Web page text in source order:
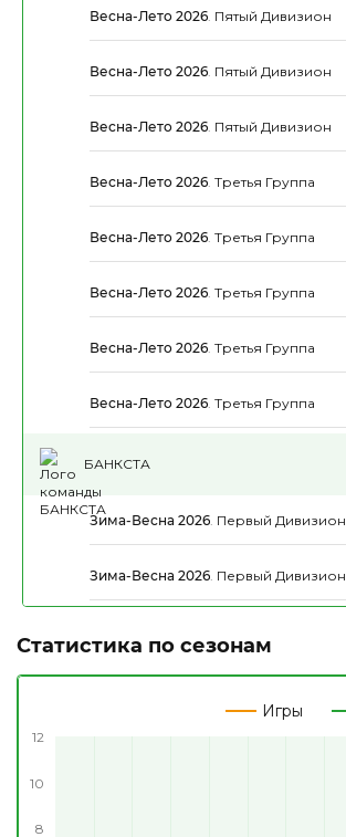
Весна-Лето 2026. Пятый Дивизион
Весна-Лето 2026. Пятый Дивизион
Весна-Лето 2026. Пятый Дивизион
Весна-Лето 2026. Третья Группа
Весна-Лето 2026. Третья Группа
Весна-Лето 2026. Третья Группа
Весна-Лето 2026. Третья Группа
Весна-Лето 2026. Третья Группа
БАНКСТА
Зима-Весна 2026. Первый Дивизион
Зима-Весна 2026. Первый Дивизион
Статистика по сезонам
Игры
8
10
12